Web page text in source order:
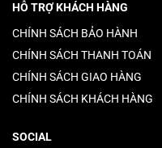
HỖ TRỢ KHÁCH HÀNG
CHÍNH SÁCH BẢO HÀNH
CHÍNH SÁCH THANH TOÁN
CHÍNH SÁCH GIAO HÀNG
CHÍNH SÁCH KHÁCH HÀNG
SOCIAL